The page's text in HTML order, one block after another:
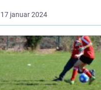
17 januar 2024